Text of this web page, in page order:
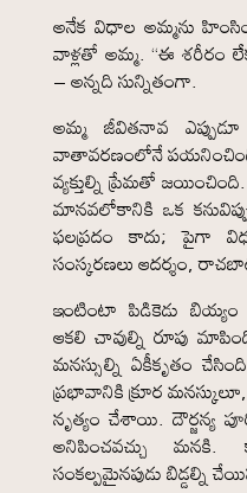
అనేక విధాల అమ్మను
వాళ్లతో అమ్మ. “ఈ
– అన్నది సున్నితంగా.
అమ్మ జీవితనావ
వాతావరణంలోనే పయనించింది.
వ్యక్తుల్ని ప్రేమతో
మానవలోకానికి ఒక
ఫలప్రదం కాదు; పైగా
సంస్కరణలు ఆదర్శం,
ఇంటింటా పిడికెడు బియ్యం
ఆకలి చావుల్ని రూపు
మనస్సుల్ని ఏకీకృతం
ప్రభావానికి క్రూర
నృత్యం చేశాయి. దౌర్జన్య
అనిపించవచ్చు
సంకల్పమైనపుడు బిడ్డల్ని